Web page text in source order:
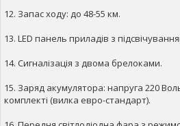
12. Запас ходу: до 48-55 км.
13. LED панель приладів з
14. Сигналізація з двома брелоками.
15. Заряд акумулятора: напруга 220
комплекті (вилка евро-стандарт).